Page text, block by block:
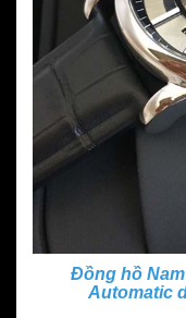
Đồng hồ
Automatic